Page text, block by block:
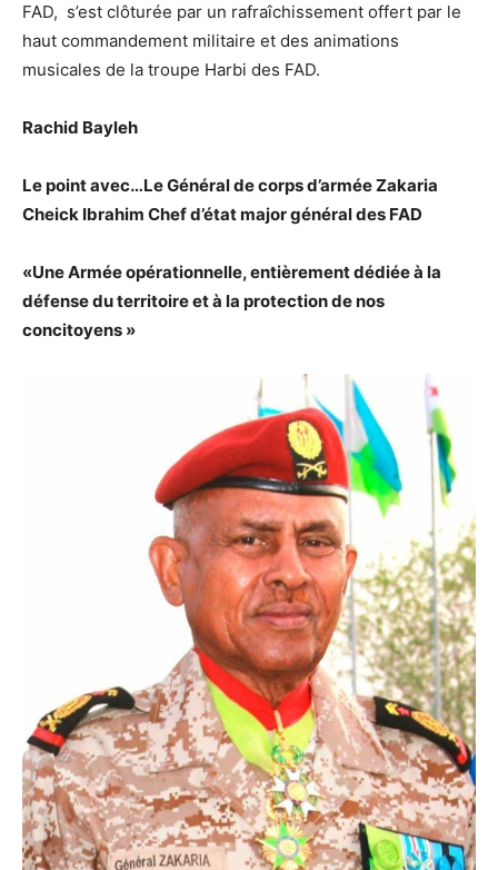
FAD, s’est clôturée par un rafraîchissement offert par le
haut commandement militaire et des animations
musicales de la troupe Harbi des FAD.
Rachid Bayleh
Le point avec…Le Général de corps d’armée Zakaria
Cheick Ibrahim Chef d’état major général des FAD
«Une Armée opérationnelle, entièrement dédiée à la
défense du territoire et à la protection de nos
concitoyens »